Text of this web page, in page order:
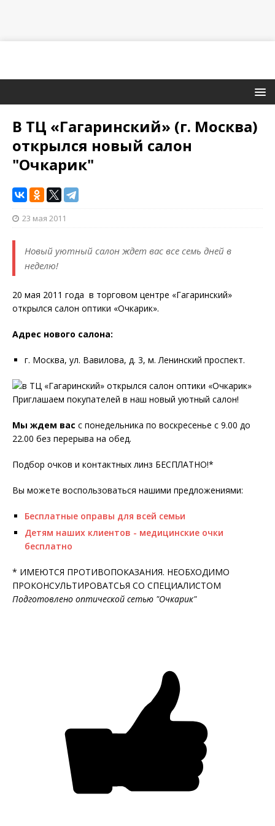
В ТЦ «Гагаринский» (г. Москва)
открылся новый салон
"Очкарик"
23 мая 2011
Новый уютный салон ждет вас все семь дней в
неделю!
20 мая 2011 года в торговом центре «Гагаринский»
открылся салон оптики «Очкарик».
Адрес нового салона:
г. Москва, ул. Вавилова, д. 3, м. Ленинский проспект.
Приглашаем покупателей в наш новый уютный салон!
Мы ждем вас с понедельника по воскресенье с 9.00 до
22.00 без перерыва на обед.
Подбор очков и контактных линз БЕСПЛАТНО!*
Вы можете воспользоваться нашими предложениями:
Бесплатные оправы для всей семьи
Детям наших клиентов - медицинские очки
бесплатно
* ИМЕЮТСЯ ПРОТИВОПОКАЗАНИЯ. НЕОБХОДИМО
ПРОКОНСУЛЬТИРОВАТСЬЯ СО СПЕЦИАЛИСТОМ
Подготовлено оптической сетью "Очкарик"